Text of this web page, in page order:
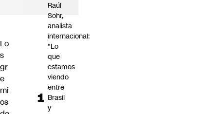
Lo
s
gr
e
mi
os
Raúl
Sohr,
analista
internacional:
"Lo
que
estamos
viendo
entre
Brasil
y